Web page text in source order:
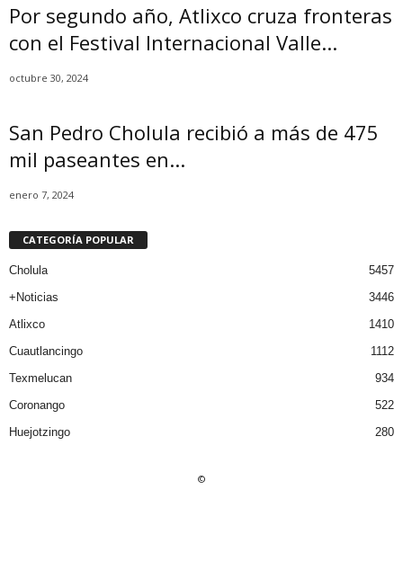
Por segundo año, Atlixco cruza fronteras
con el Festival Internacional Valle...
octubre 30, 2024
San Pedro Cholula recibió a más de 475
mil paseantes en...
enero 7, 2024
CATEGORÍA POPULAR
Cholula
5457
+Noticias
3446
Atlixco
1410
Cuautlancingo
1112
Texmelucan
934
Coronango
522
Huejotzingo
280
©